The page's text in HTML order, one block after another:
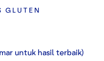
GLUTEN
untuk hasil terbaik)